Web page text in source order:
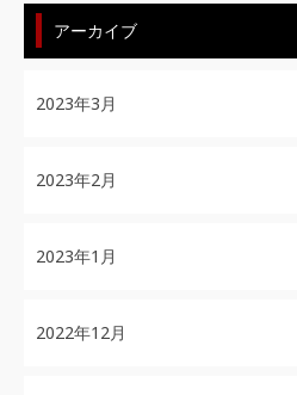
アーカイブ
2023年3月
2023年2月
2023年1月
2022年12月